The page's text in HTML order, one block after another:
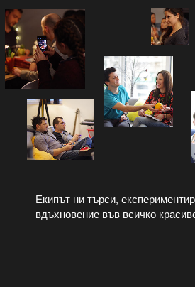
Екипът ни търси,
вдъхновение във всичко